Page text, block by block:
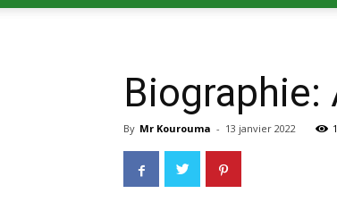
Biographie:
By Mr Kourouma - 13 janvier 2022